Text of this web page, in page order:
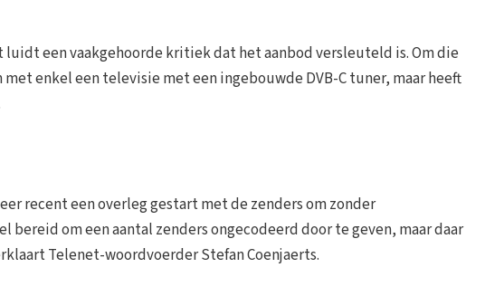
een vaakgehoorde kritiek dat het aanbod versleuteld is. Om die
enkel een televisie met een ingebouwde DVB-C tuner, maar heeft
recent een overleg gestart met de zenders om zonder
om een aantal zenders ongecodeerd door te geven, maar daar
Telenet-woordvoerder Stefan Coenjaerts.